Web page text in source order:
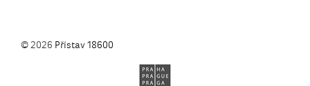
© 2026 Přístav 18600